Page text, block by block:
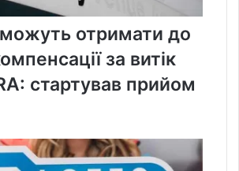
отримати до
за витік
стартував прийом